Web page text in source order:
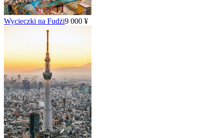
Wycieczki na Fudżi9 000 ¥